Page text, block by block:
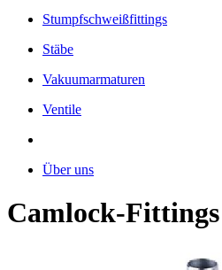
Stumpfschweißfittings
Stäbe
Vakuumarmaturen
Ventile
Über uns
Camlock-Fittings